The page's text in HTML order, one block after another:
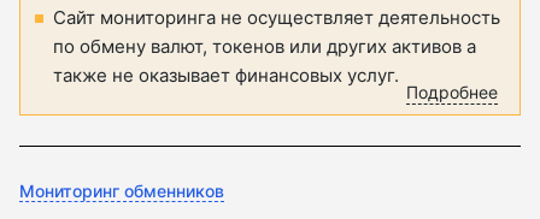
Сайт мониторинга не осуществляет деятельность
по обмену валют, токенов или других активов а
также не оказывает финансовых услуг.
Подробнее
Мониторинг обменников